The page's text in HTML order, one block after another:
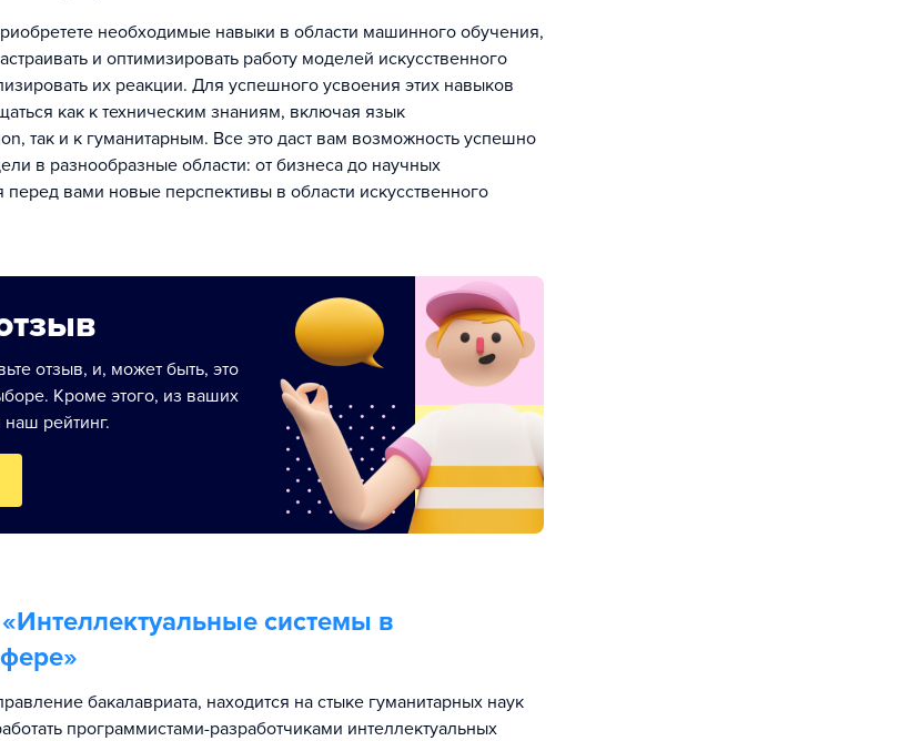
необходимые навыки в области машинного обучения,
и оптимизировать работу моделей искусственного
их реакции. Для успешного усвоения этих навыков
как к техническим знаниям, включая язык
так и к гуманитарным. Все это даст вам возможность успешно
в разнообразные области: от бизнеса до научных
перед вами новые перспективы в области искусственного
отзыв, и, может быть, это
Кроме этого, из ваших
рейтинг.
Интеллектуальные системы в
»
бакалавриата, находится на стыке гуманитарных наук
программистами-разработчиками интеллектуальных